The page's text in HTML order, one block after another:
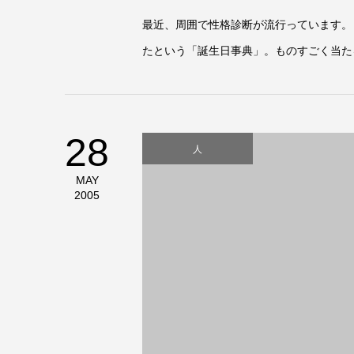
最近、周囲で性格診断が流行っています
たという「誕生日事典」。ものすごく当
28
MAY
2005
人